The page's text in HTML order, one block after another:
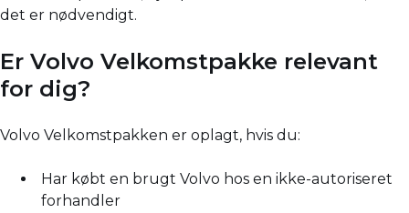
det er nødvendigt.
Er Volvo Velkomstpakke relevant
for dig?
Volvo Velkomstpakken er oplagt, hvis du:
Har købt en brugt Volvo hos en ikke-autoriseret
forhandler